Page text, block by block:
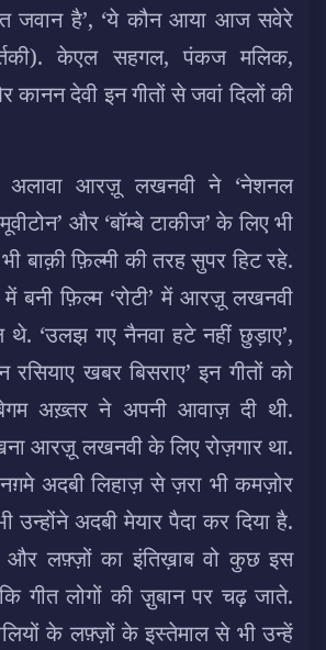
जवान है’, ‘ये कौन आया आज सवेरे
केएल सहगल, पंकज मलिक,
कानन देवी इन गीतों से जवां दिलों की
अलावा आरज़ू लखनवी ने ‘नेशनल
मूवीटोन’ और ‘बॉम्बे टाकीज’ के लिए भी
बाक़ी फ़िल्मी की तरह सुपर हिट रहे.
बनी फ़िल्म ‘रोटी’ में आरज़ू लखनवी
थे. ‘उलझ गए नैनवा हटे नहीं छुड़ाए’,
रसियाए खबर बिसराए’ इन गीतों को
अख़्तर ने अपनी आवाज़ दी थी.
आरज़ू लखनवी के लिए रोज़गार था.
अदबी लिहाज़ से ज़रा भी कमज़ोर
उन्होंने अदबी मेयार पैदा कर दिया है.
और लफ़्ज़ों का इंतिख़ाब वो कुछ इस
गीत लोगों की ज़ु़बान पर चढ़ जाते.
के लफ़्ज़ों के इस्तेमाल से भी उन्हें